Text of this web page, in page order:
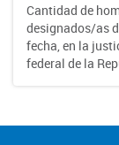
Cantidad de
designados/as
fecha, en la
federal de la